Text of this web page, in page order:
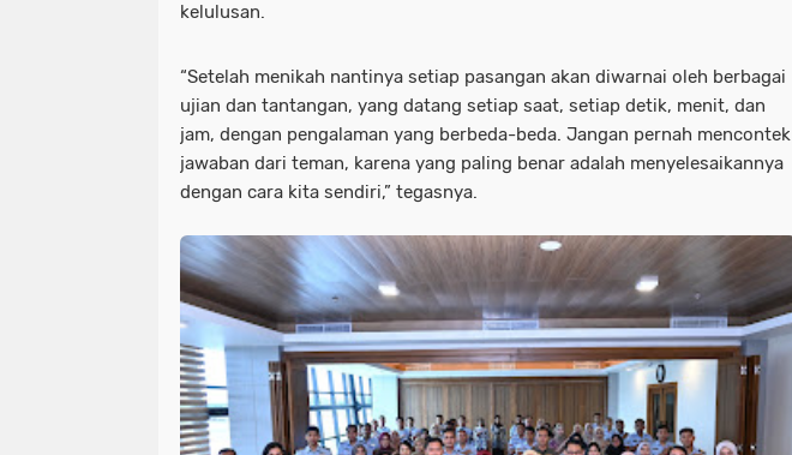
kelulusan.
“Setelah menikah nantinya setiap pasangan akan diwarnai oleh berbagai
ujian dan tantangan, yang datang setiap saat, setiap detik, menit, dan
jam, dengan pengalaman yang berbeda-beda. Jangan pernah mencontek
jawaban dari teman, karena yang paling benar adalah menyelesaikannya
dengan cara kita sendiri,” tegasnya.